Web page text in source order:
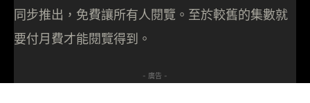
同步推出，免費讓所有人閱覽。至於較舊的集數就
要付月費才能閱覽得到。
- 廣告 -